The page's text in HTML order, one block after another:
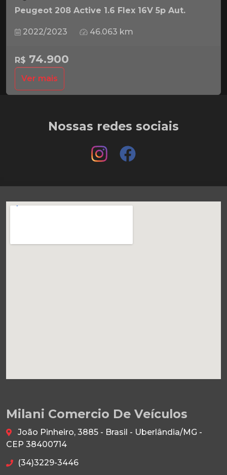
Peugeot 208 Active 1.6 Flex 16V 5p Aut.
2022/2023 46.063 km
R$ 74.900
Ver mais
Nossas redes sociais
Milani Comercio De Veículos
João Pinheiro, 3885 - Brasil - Uberlândia/MG -
CEP 38400714
(34)3229-3446